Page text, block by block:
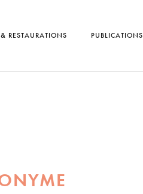
RESTAURATIONS PUBLICATIONS